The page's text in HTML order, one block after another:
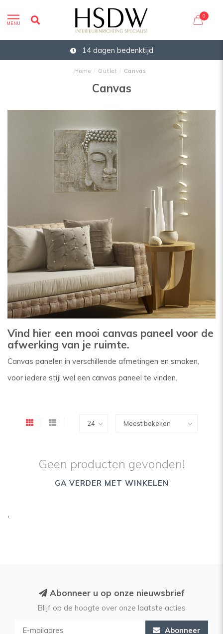
MENU
0
14 dagen bedenktijd
Home / Outlet / Canvas
Canvas
Vind hier een mooi canvas paneel voor de
afwerking van je ruimte.
Canvas panelen in verschillende afmetingen en smaken,
voor iedere stijl wel een canvas paneel te vinden.
Geen producten gevonden!
GA VERDER MET WINKELEN
'
Abonneer u op onze nieuwsbrief
Blijf op de hoogte over onze laatste acties
Abonneer